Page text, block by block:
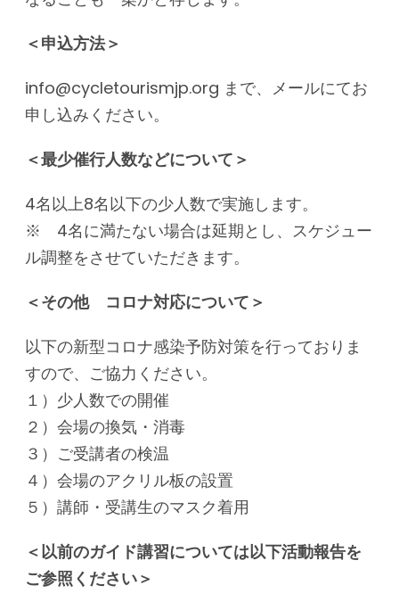
＜申込方法＞
info@cycletourismjp.org まで、メールにてお
申し込みください。
＜最少催行人数などについて＞
4名以上8名以下の少人数で実施します。
※ 4名に満たない場合は延期とし、スケジュー
ル調整をさせていただきます。
＜その他 コロナ対応について＞
以下の新型コロナ感染予防対策を行っておりま
すので、ご協力ください。
１）少人数での開催
２）会場の換気・消毒
３）ご受講者の検温
４）会場のアクリル板の設置
５）講師・受講生のマスク着用
＜以前のガイド講習については以下活動報告を
ご参照ください＞